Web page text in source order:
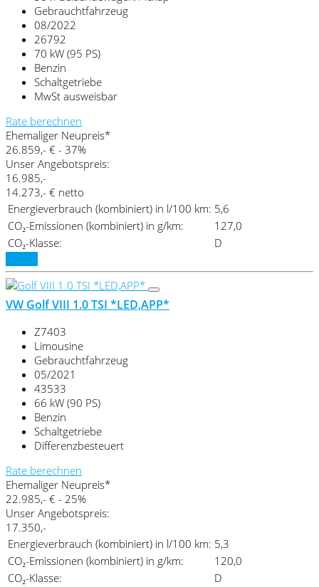
Gebrauchtfahrzeug
08/2022
26792
70 kW (95 PS)
Benzin
Schaltgetriebe
MwSt ausweisbar
Rate berechnen
Ehemaliger Neupreis*
26.859,- € - 37%
Unser Angebotspreis:
16.985,-
14.273,- € netto
Energieverbrauch (kombiniert) in l/100 km: 5,6
CO₂-Emissionen (kombiniert) in g/km:
127,0
CO₂-Klasse:
D
VW Golf VIII 1.0 TSI *LED,APP*
Z7403
Limousine
Gebrauchtfahrzeug
05/2021
43533
66 kW (90 PS)
Benzin
Schaltgetriebe
Differenzbesteuert
Rate berechnen
Ehemaliger Neupreis*
22.985,- € - 25%
Unser Angebotspreis:
17.350,-
Energieverbrauch (kombiniert) in l/100 km: 5,3
CO₂-Emissionen (kombiniert) in g/km:
120,0
CO₂-Klasse:
D